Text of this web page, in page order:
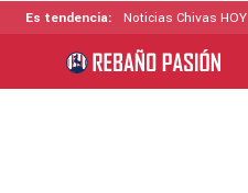
Es tendencia: Noticias Chivas HOY